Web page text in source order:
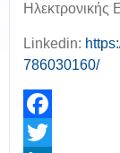
Ηλεκτρονικής
Linkedin:
786030160/
Facebook